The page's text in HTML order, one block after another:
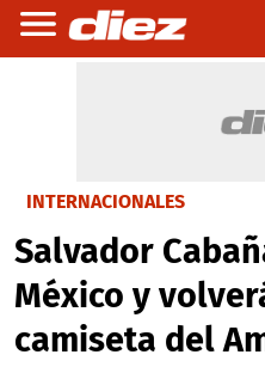
INTERNACIONALES
Salvador
México y
camiseta del